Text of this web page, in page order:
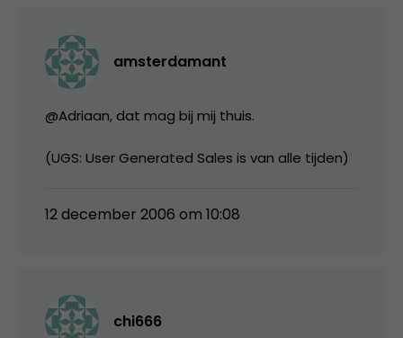
amsterdamant
@Adriaan, dat mag bij mij thuis.
(UGS: User Generated Sales is van alle tijden)
12 december 2006 om 10:08
chi666